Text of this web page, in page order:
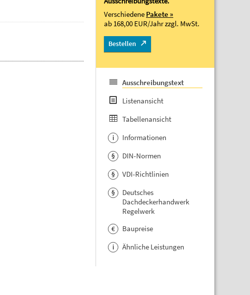
Verschiedene Pakete »
ab 168,00 EUR/Jahrzzgl. MwSt.
Bestellen
Ausschreibungstext
Listenansicht
Tabellenansicht
i Informationen
§ DIN-Normen
§ VDI-Richtlinien
§
Deutsches
Dachdeckerhandwerk
Regelwerk
€ Baupreise
i Ähnliche Leistungen